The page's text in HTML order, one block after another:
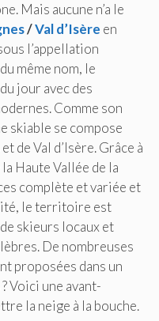
Mais aucune n’a le
/Val d’Isère en
l’appellation
même nom, le
jour avec des
Comme son
skiable se compose
de Val d’Isère. Grâce à
Haute Vallée de la
complète et variée et
le territoire est
skieurs locaux et
De nombreuses
proposées dans un
Voici une avant-
la neige à la bouche.